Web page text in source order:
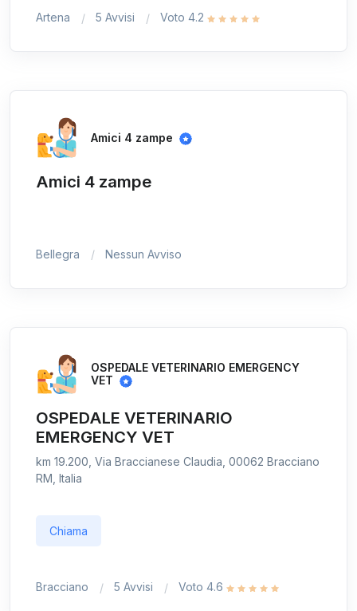
Artena 5 Avvisi Voto 4.2
Amici 4 zampe
Amici 4 zampe
Bellegra Nessun Avviso
OSPEDALE VETERINARIO EMERGENCY
VET
OSPEDALE VETERINARIO
EMERGENCY VET
km 19.200, Via Braccianese Claudia, 00062 Bracciano
RM, Italia
Chiama
Bracciano 5 Avvisi Voto 4.6